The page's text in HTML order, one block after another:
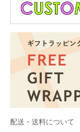
配送・送料について